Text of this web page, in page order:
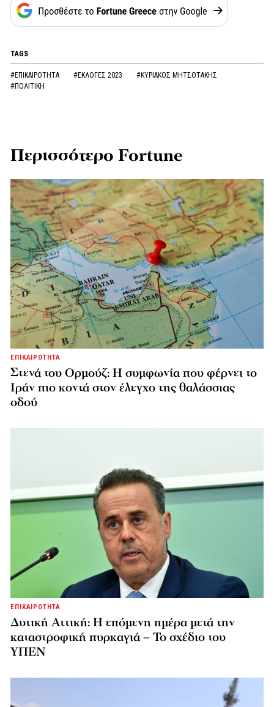
TAGS
#ΕΠΙΚΑΙΡΟΤΗΤΑ #ΕΚΛΟΓΕΣ 2023
#ΚΥΡΙΑΚΟΣ ΜΗΤΣΟΤΑΚΗΣ
#ΠΟΛΙΤΙΚΗ
Περισσότερο Fortune
ΕΠΙΚΑΙΡΟΤΗΤΑ
Στενά του Ορμούζ: Η συμφωνία που φέρνει το
Ιράν πιο κοντά στον έλεγχο της θαλάσσιας
οδού
ΕΠΙΚΑΙΡΟΤΗΤΑ
Δυτική Αττική: Η επόμενη ημέρα μετά την
καταστροφική πυρκαγιά – Το σχέδιο του
ΥΠΕΝ